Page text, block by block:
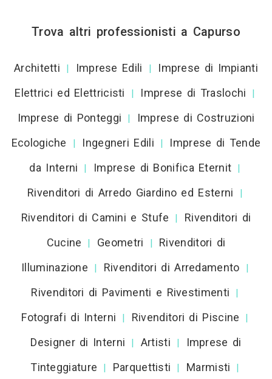
Trova altri professionisti a Capurso
Architetti | Imprese Edili |
Imprese di Impianti
Elettrici ed Elettricisti
| Imprese di Traslochi |
Imprese di Ponteggi |
Imprese di Costruzioni
Ecologiche
| Ingegneri Edili |
Imprese di Tende
da Interni
| Imprese di Bonifica Eternit |
Rivenditori di Arredo Giardino ed Esterni |
Rivenditori di Camini e Stufe |
Rivenditori di
Cucine
| Geometri |
Rivenditori di
Illuminazione
| Rivenditori di Arredamento |
Rivenditori di Pavimenti e Rivestimenti |
Fotografi di Interni | Rivenditori di Piscine |
Designer di Interni | Artisti |
Imprese di
Tinteggiature
| Parquettisti | Marmisti |